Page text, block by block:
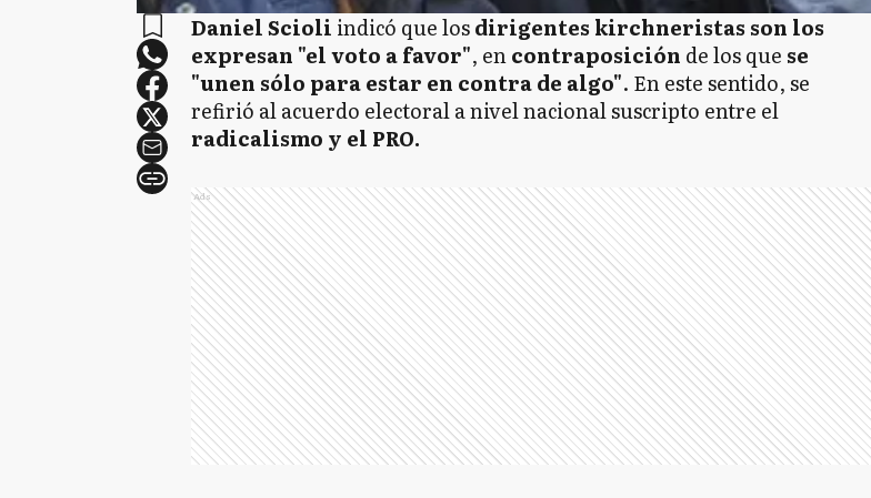
Daniel Scioli indicó que losdirigentes kirchneristas son los
expresan "el voto a favor", encontraposición de los que se
"unen sólo para estar en contra de algo". En este sentido, se
refirió al acuerdo electoral a nivel nacional suscripto entre el
radicalismo y el PRO.
Ads